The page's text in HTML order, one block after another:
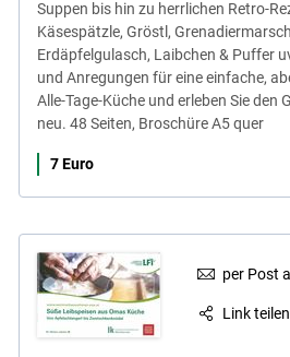
Suppen bis hin zu herrlichen Retro-
Käsespätzle, Gröstl,
Erdäpfelgulasch, Laibchen & Puffer
und Anregungen für eine einfache,
Alle-Tage-Küche und erleben Sie den
neu. 48 Seiten, Broschüre A5 quer
7 Euro
per Post
Link teilen